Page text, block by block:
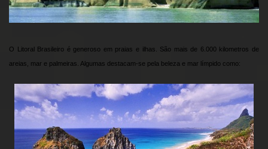
O Litoral Brasileiro é generoso em praias e ilhas. São mais de 6.000 kilometros de
areias, mar e palmeiras. Algumas destacam-se pela beleza e mar límpido como: